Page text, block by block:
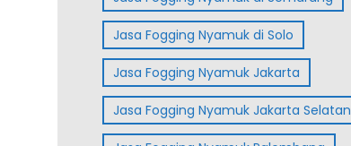
Jasa Fogging Nyamuk di Solo
Jasa Fogging Nyamuk Jakarta
Jasa Fogging Nyamuk Jakarta Selatan